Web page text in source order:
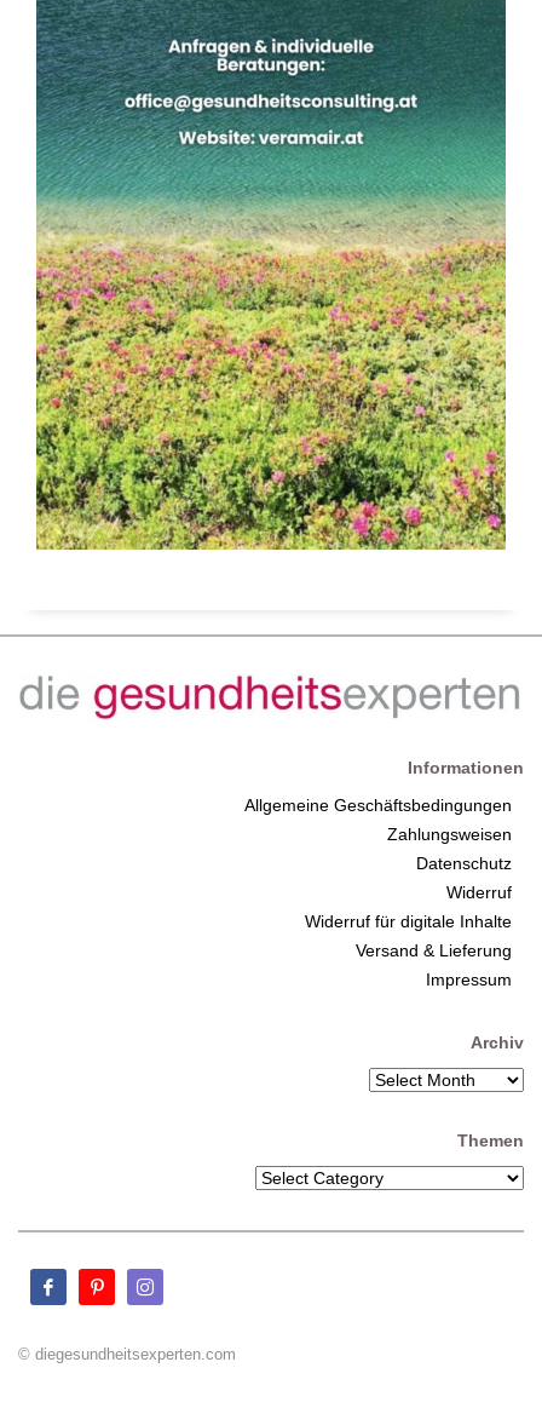
Informationen
Allgemeine Geschäftsbedingungen
Zahlungsweisen
Datenschutz
Widerruf
Widerruf für digitale Inhalte
Versand & Lieferung
Impressum
Archiv
Themen
© diegesundheitsexperten.com